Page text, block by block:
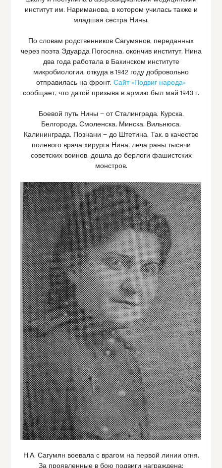
институт им. Нариманова, в котором училась также и
младшая сестра Нины.
По словам родственников Сагумянов, переданных
через поэта Эдуарда Погосяна, окончив институт, Нина
два года работала в Бакинском институте
микробиологии, откуда в 1942 году добровольно
отправилась на фронт. Сайт «Подвиг народа»
сообщает, что датой призыва в армию был май 1943 г.
Боевой путь Нины — от Сталинграда, Курска,
Белгорода, Смоленска, Минска, Вильнюса,
Калининграда, Познани — до Штетина. Так, в качестве
полевого врача-хирурга Нина, леча раны тысячи
советских воинов, дошла до берлоги фашистских
монстров.
Н.А. Сагумян воевала с врагом на первой линии огня.
За проявленные в бою подвиги награждена: